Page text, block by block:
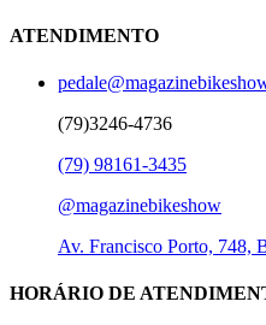
ATENDIMENTO
(79)3246-4736
(79) 98161-3435
@magazinebikeshow
⁠Av. Francisco Porto, 748,
HORÁRIO DE